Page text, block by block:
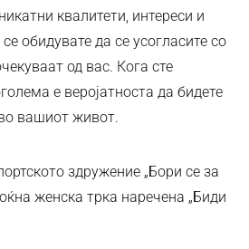
квалитети, интереси и
обидувате да се усогласите со
од вас. Кога сте
е веројатноста да бидете
вашиот живот.
здружение „Бори се за
женска трка наречена „Биди